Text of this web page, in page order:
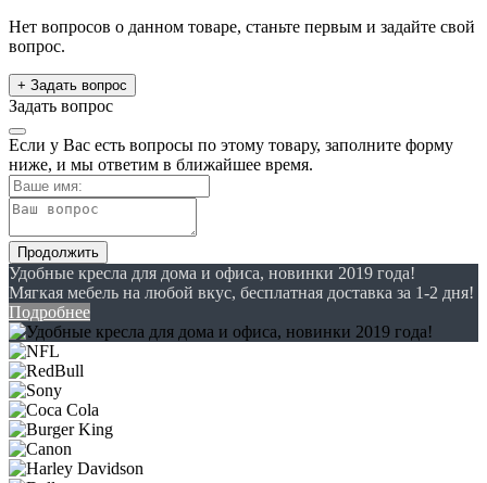
Нет вопросов о данном товаре, станьте первым и задайте свой
вопрос.
+ Задать вопрос
Задать вопрос
Если у Вас есть вопросы по этому товару, заполните форму
ниже, и мы ответим в ближайшее время.
Продолжить
Удобные кресла для дома и офиса, новинки 2019 года!
Мягкая мебель на любой вкус, бесплатная доставка за 1-2 дня!
Подробнее